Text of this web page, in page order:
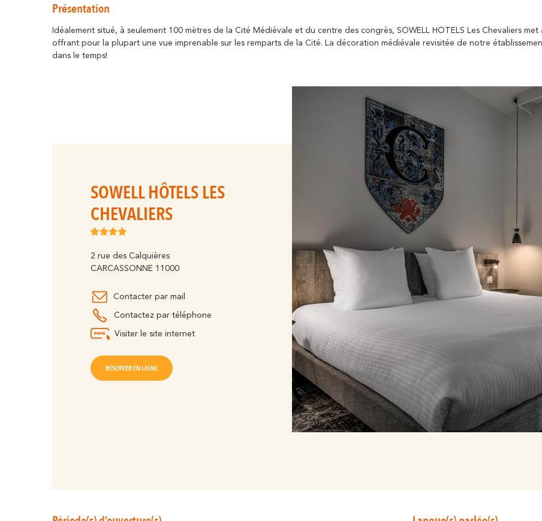
Présentation
Idéalement situé, à seulement 100 mètres de la Cité Médiévale et du centre des congrès, SOWELL HOTELS Les Chevaliers
offrant pour la plupart une vue imprenable sur les remparts de la Cité. La décoration médiévale revisitée de notre
dans le temps!
SOWELL HÔTELS LES
CHEVALIERS
2 rue des Calquières
CARCASSONNE 11000
Contacter par mail
Contactez par téléphone
Visiter le site internet
RÉSERVER EN LIGNE